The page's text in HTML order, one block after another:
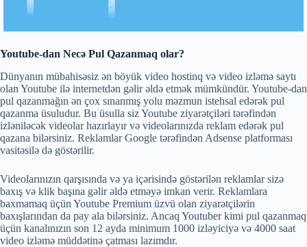
Youtube-dan Necə Pul Qazanmaq olar?
Dünyanın mübahisəsiz ən böyük video hostinq və video izləmə saytı
olan Youtube ilə internetdən gəlir əldə etmək mümkündür. Youtube-dan
pul qazanmağın ən çox sınanmış yolu məzmun istehsal edərək pul
qazanma üsuludur. Bu üsulla siz Youtube ziyarətçiləri tərəfindən
izləniləcək videolar hazırlayır və videolarınızda reklam edərək pul
qazana bilərsiniz. Reklamlar Google tərəfindən Adsense platforması
vasitəsilə də göstərilir.
Videolarınızın qarşısında və ya içərisində göstərilən reklamlar sizə
baxış və klik başına gəlir əldə etməyə imkan verir. Reklamlara
baxmamaq üçün Youtube Premium üzvü olan ziyarətçilərin
baxışlarından da pay ala bilərsiniz. Ancaq Youtuber kimi pul qazanmaq
üçün kanalınızın son 12 ayda minimum 1000 izləyiciyə və 4000 saat
video izləmə müddətinə çatması lazımdır.